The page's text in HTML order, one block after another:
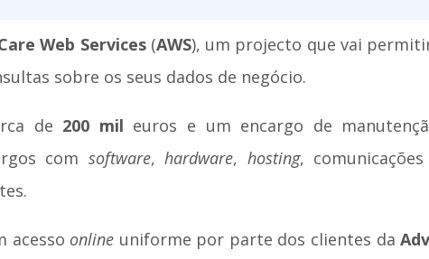
Web Services(AWS), um projecto que vai
sobre os seus dados de negócio.
de 200 mil euros e um encargo de
com software,hardware, hosting,
acesso online uniforme por parte dos clientes da